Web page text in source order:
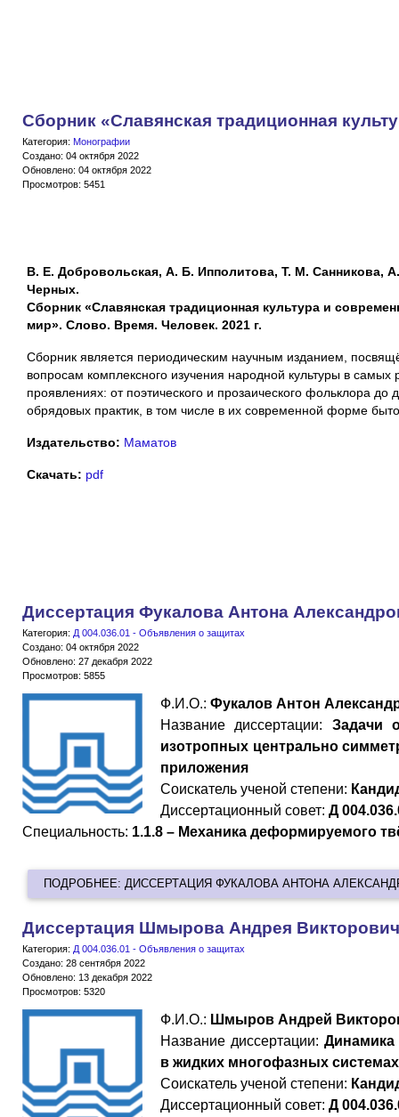
Сборник «Славянская традиционная
Категория: Монографии
Создано: 04 октября 2022
Обновлено: 04 октября 2022
Просмотров: 5451
В. Е. Добровольская, А. Б. Ипполитова, Т. М. Санникова,
Черных.
Сборник «Славянская традиционная культура и
мир». Слово. Время. Человек. 2021 г.
Сборник является периодическим научным изданием,
вопросам комплексного изучения народной культуры в самых
проявлениях: от поэтического и прозаического фольклора до
обрядовых практик, в том числе в их современной форме
Издательство: Маматов
Скачать: pdf
Диссертация Фукалова Антона
Категория: Д 004.036.01 - Объявления о защитах
Создано: 04 октября 2022
Обновлено: 27 декабря 2022
Просмотров: 5855
Ф.И.О.: Фукалов Антон
Название диссертации: Задачи
изотропных центрально
приложения
Cоискатель ученой степени:
Диссертационный совет: Д
Специальность: 1.1.8 – Механика деформируемого
ПОДРОБНЕЕ: ДИССЕРТАЦИЯ ФУКАЛОВА АНТОНА
Диссертация Шмырова Андрея
Категория: Д 004.036.01 - Объявления о защитах
Создано: 28 сентября 2022
Обновлено: 13 декабря 2022
Просмотров: 5320
Ф.И.О.: Шмыров Андрей
Название диссертации:Динамика
в жидких многофазных
Cоискатель ученой степени:
Диссертационный совет: Д